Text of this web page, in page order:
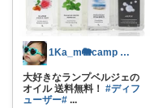
1Ka_m🐘camp family🐄
大好きなランプベルジェの
オイル 送料無料！ #ディフ
ューザー# ...